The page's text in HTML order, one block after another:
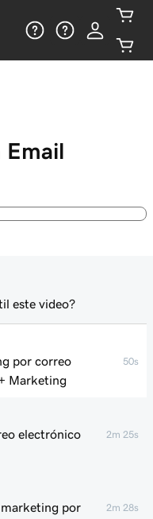
por correo
Marketing
50s
electrónico
2m 25s
por
2m 28s
este video?